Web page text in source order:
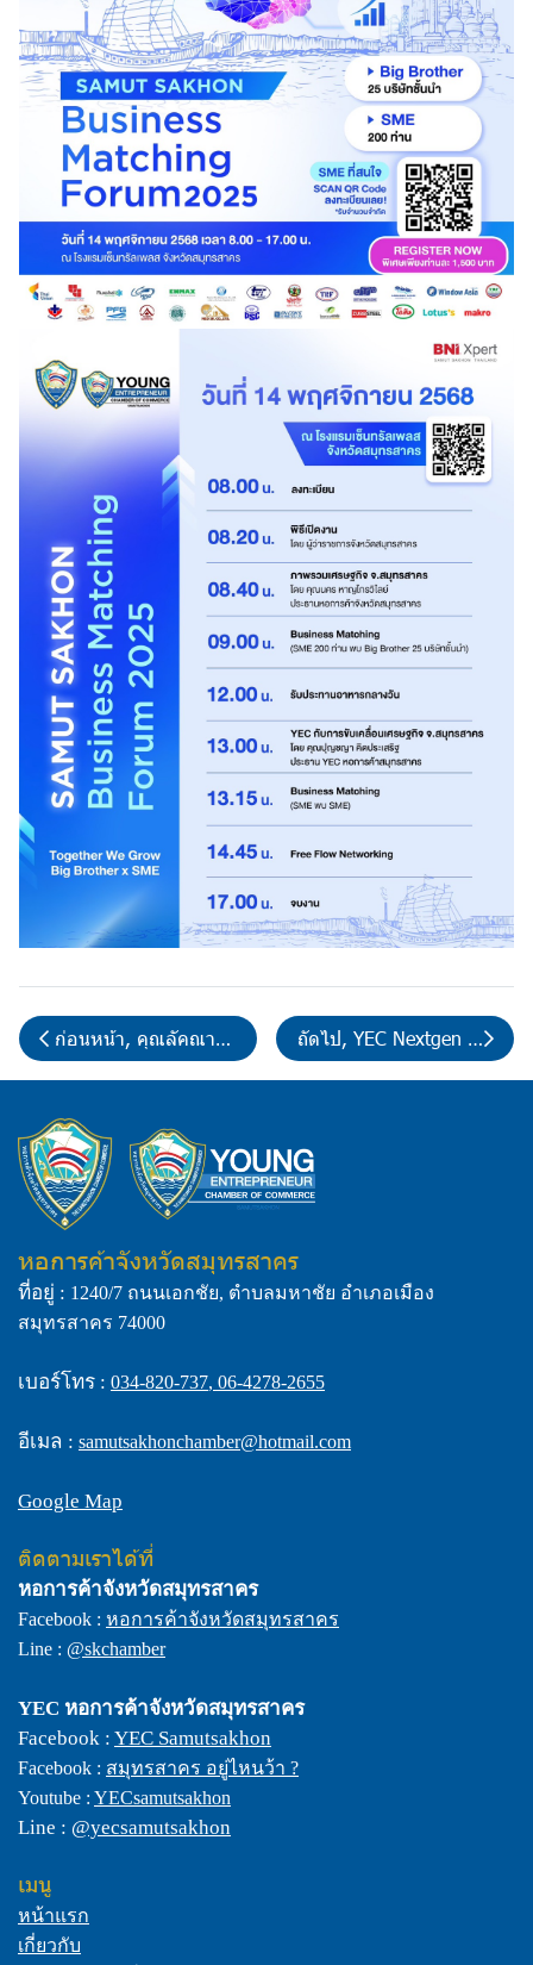
ก่อนหน้า, คุณลัคณาพร 08.30-16.30 น. เข้า ร่วมอบรมเสริ
ถัดไป, YEC Nextgen พาเยี่ย
หอการค้าจังหวัดสมุทรสาคร
ที่อยู่ : 1240/7 ถนนเอกชัย, ตำบลมหาชัย อำเภอเมือง
สมุทรสาคร 74000
เบอร์โทร : 034-820-737, 06-4278-2655
อีเมล : samutsakhonchamber@hotmail.com
Google Map
ติดตามเราได้ที่
หอการค้าจังหวัดสมุทรสาคร
Facebook : หอการค้าจังหวัดสมุทรสาคร
Line : @skchamber
YEC หอการค้าจังหวัดสมุทรสาคร
Facebook : YEC Samutsakhon
Facebook : สมุทรสาคร อยู่ไหนว้า ?
Youtube : YECsamutsakhon
Line : @yecsamutsakhon
เมนู
หน้าแรก
เกี่ยวกับ